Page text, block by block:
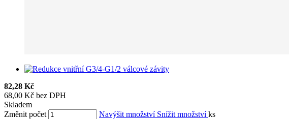
82,28 Kč
68,00 Kč bez DPH
Skladem
Změnit počet
Navýšit množství Snížit množstvíks